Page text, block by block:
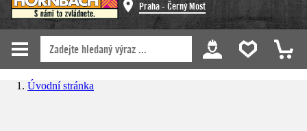
Praha - Černý Most
Úvodní stránka